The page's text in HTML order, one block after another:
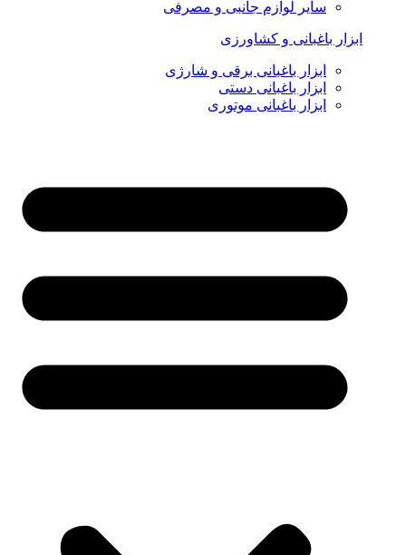
سایر لوازم جانبی و مصرفی
ابزار باغبانی و کشاورزی
ابزار باغبانی برقی و شارژی
ابزار باغبانی دستی
ابزار باغبانی موتوری